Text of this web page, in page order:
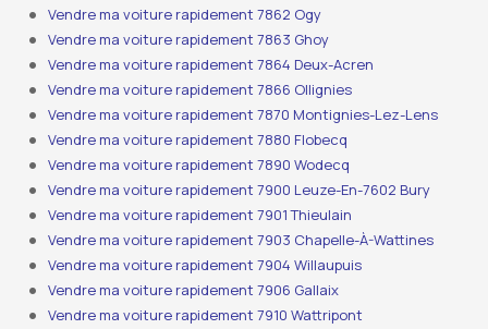
Vendre ma voiture rapidement 7862 Ogy
Vendre ma voiture rapidement 7863 Ghoy
Vendre ma voiture rapidement 7864 Deux-Acren
Vendre ma voiture rapidement 7866 Ollignies
Vendre ma voiture rapidement 7870 Montignies-Lez-Lens
Vendre ma voiture rapidement 7880 Flobecq
Vendre ma voiture rapidement 7890 Wodecq
Vendre ma voiture rapidement 7900 Leuze-En-7602 Bury
Vendre ma voiture rapidement 7901 Thieulain
Vendre ma voiture rapidement 7903 Chapelle-À-Wattines
Vendre ma voiture rapidement 7904 Willaupuis
Vendre ma voiture rapidement 7906 Gallaix
Vendre ma voiture rapidement 7910 Wattripont